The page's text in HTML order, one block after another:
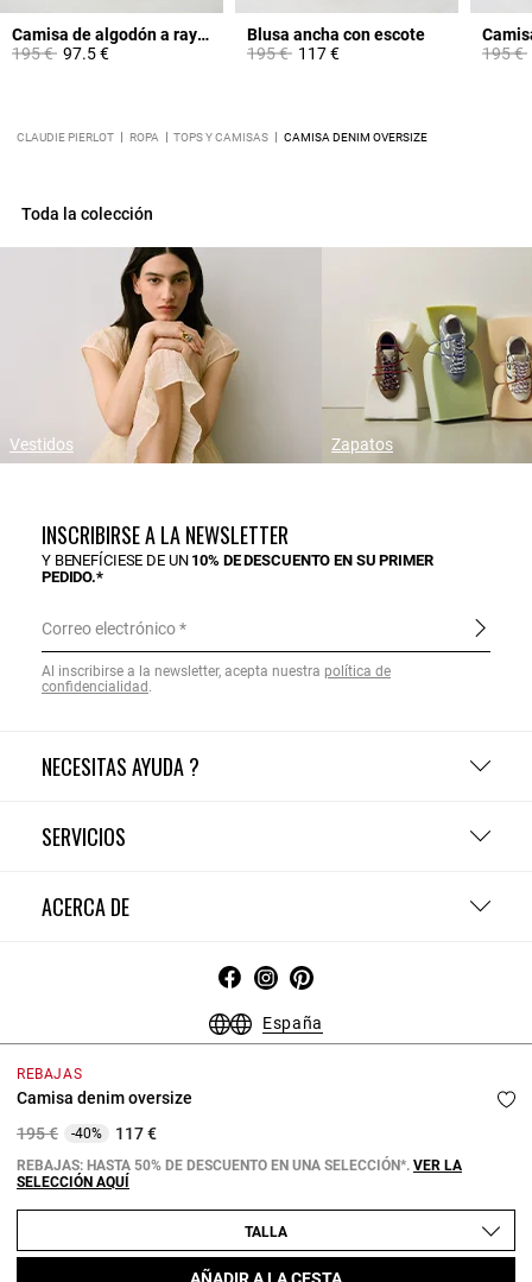
REBAJAS
Camisa denim oversize
Price reduced from
195 €to-40% 117 €
REBAJAS: HASTA 50% DE DESCUENTO EN UNA SELECCIÓN*. VER LA
SELECCIÓN AQUÍ
TALLA
AÑADIR A LA CESTA
Camisa de algodón a rayas
Price reduced from
195 €to97.5 €
Blusa ancha con escote
Price reduced from
195 €to117 €
Price
195 €
CLAUDIE PIERLOT ROPA TOPS Y CAMISAS CAMISA DENIM OVERSIZE
Toda la colección
Vestidos Zapatos
NECESITAS AYUDA ?
SERVICIOS
ACERCA DE
INSCRIBIRSE A LA NEWSLETTER
Y BENEFÍCIESE DE UN 10% DE DESCUENTO EN SU PRIMER
PEDIDO.*
Correo electrónico
Al inscribirse a la newsletter, acepta nuestra política de
confidencialidad .
España
Condiciones Generales - Guía de compras
Política de Confidencialidad
Copyright © 2026 Claudie Pierlot. Todos los derechos reservados.